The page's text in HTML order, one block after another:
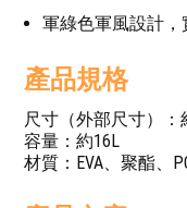
軍綠色軍風設計
產品規格
尺寸（外部尺寸）：
容量：約16L
材質：EVA、聚酯、